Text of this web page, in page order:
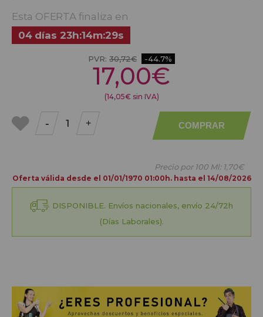
Esta OFERTA finaliza en
04 días 23h:14m:29s
PVR: 30,72€ -44.7%
17,00€
(14,05€ sin IVA)
- + COMPRAR
Precio por 100 Ml: 1,70€
Oferta válida desde el 01/01/1970 01:00h. hasta el 14/08/2026
DISPONIBLE. Envíos nacionales, envío 24/72h
(Días Laborales).